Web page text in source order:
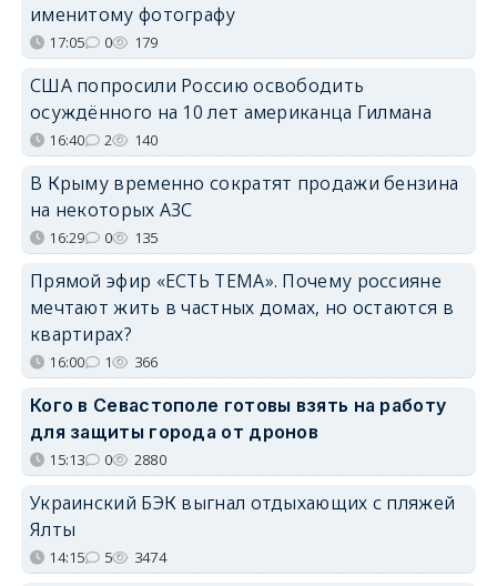
именитому фотографу
17:05 0 179
США попросили Россию освободить
осуждённого на 10 лет американца Гилмана
16:40 2 140
В Крыму временно сократят продажи бензина
на некоторых АЗС
16:29 0 135
Прямой эфир «ЕСТЬ ТЕМА». Почему россияне
мечтают жить в частных домах, но остаются в
квартирах?
16:00 1 366
Кого в Севастополе готовы взять на работу
для защиты города от дронов
15:13 0 2880
Украинский БЭК выгнал отдыхающих с пляжей
Ялты
14:15 5 3474